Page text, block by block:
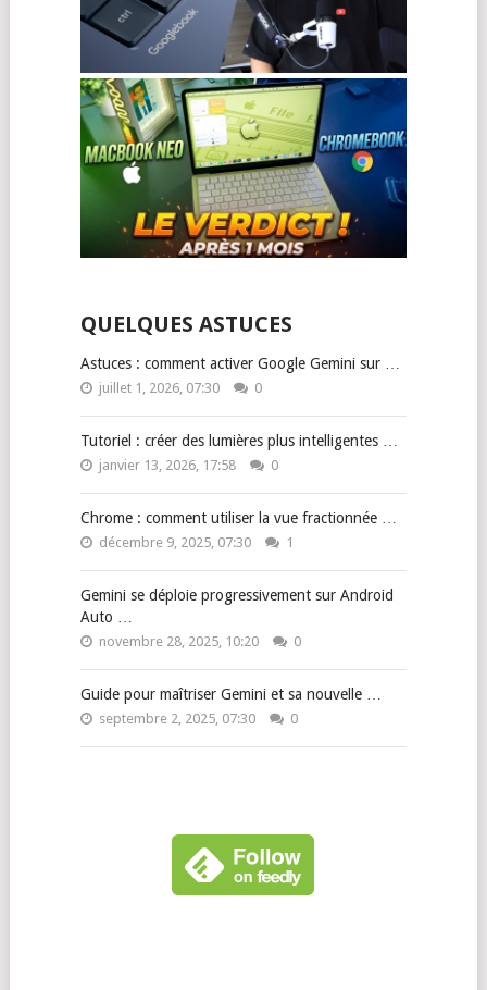
QUELQUES ASTUCES
Astuces : comment activer Google Gemini sur …
juillet 1, 2026, 07:30 0
Tutoriel : créer des lumières plus intelligentes …
janvier 13, 2026, 17:58 0
Chrome : comment utiliser la vue fractionnée …
décembre 9, 2025, 07:30 1
Gemini se déploie progressivement sur Android
Auto …
novembre 28, 2025, 10:20 0
Guide pour maîtriser Gemini et sa nouvelle …
septembre 2, 2025, 07:30 0